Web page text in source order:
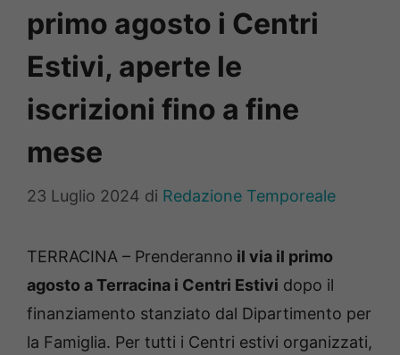
primo agosto i Centri
Estivi, aperte le
iscrizioni fino a fine
mese
23 Luglio 2024 di Redazione Temporeale
TERRACINA – Prenderanno il via il primo
agosto a Terracina i Centri Estivi dopo il
finanziamento stanziato dal Dipartimento per
la Famiglia. Per tutti i Centri estivi organizzati,